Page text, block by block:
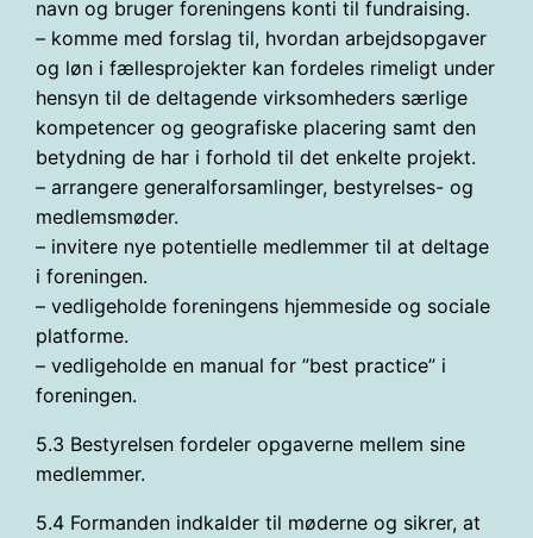
navn og bruger foreningens konti til fundraising.
– komme med forslag til, hvordan arbejdsopgaver
og løn i fællesprojekter kan fordeles rimeligt under
hensyn til de deltagende virksomheders særlige
kompetencer og geografiske placering samt den
betydning de har i forhold til det enkelte projekt.
– arrangere generalforsamlinger, bestyrelses- og
medlemsmøder.
– invitere nye potentielle medlemmer til at deltage
i foreningen.
– vedligeholde foreningens hjemmeside og sociale
platforme.
– vedligeholde en manual for ”best practice” i
foreningen.
5.3 Bestyrelsen fordeler opgaverne mellem sine
medlemmer.
5.4 Formanden indkalder til møderne og sikrer, at